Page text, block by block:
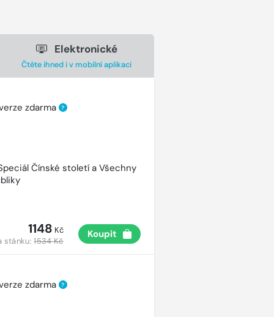
Elektronické
Čtěte ihned i v mobilní aplikaci
zdarma ?
Čínské století a Všechny
1148 Kč
stánku:1534 Kč
Koupit
zdarma ?